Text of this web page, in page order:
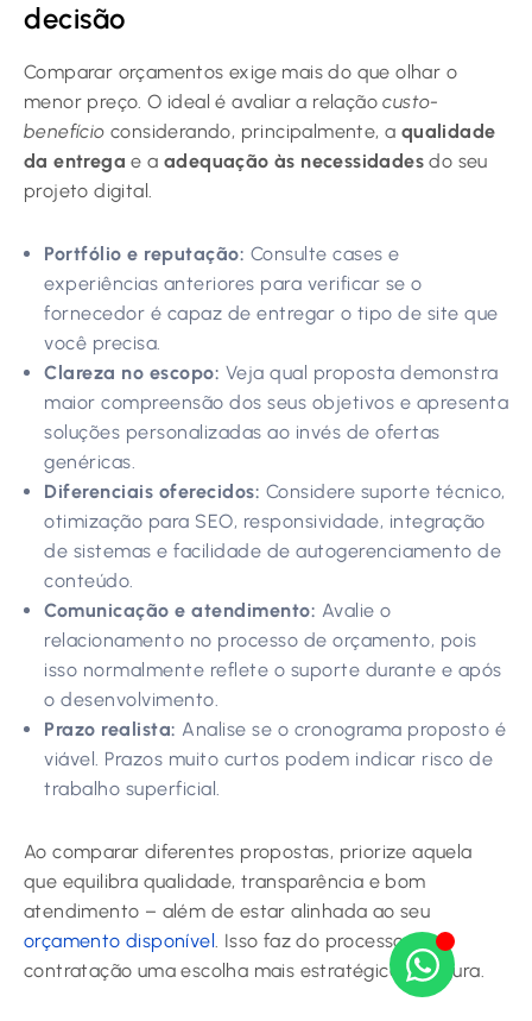
decisão
Comparar orçamentos exige mais do que olhar o
menor preço. O ideal é avaliar a relaçãocusto-
benefício considerando, principalmente, a qualidade
da entrega e aadequação às necessidades do seu
projeto digital.
Portfólio e reputação: Consulte cases e
experiências anteriores para verificar se o
fornecedor é capaz de entregar o tipo de site que
você precisa.
Clareza no escopo: Veja qual proposta demonstra
maior compreensão dos seus objetivos e apresenta
soluções personalizadas ao invés de ofertas
genéricas.
Diferenciais oferecidos: Considere suporte técnico,
otimização para SEO, responsividade, integração
de sistemas e facilidade de autogerenciamento de
conteúdo.
Comunicação e atendimento: Avalie o
relacionamento no processo de orçamento, pois
isso normalmente reflete o suporte durante e após
o desenvolvimento.
Prazo realista: Analise se o cronograma proposto é
viável. Prazos muito curtos podem indicar risco de
trabalho superficial.
Ao comparar diferentes propostas, priorize aquela
que equilibra qualidade, transparência e bom
atendimento – além de estar alinhada ao seu
orçamento disponível . Isso faz do processo de
contratação uma escolha mais estratégica e segura.